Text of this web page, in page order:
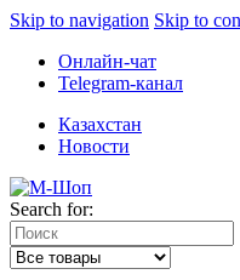
Skip to navigation Skip to
Онлайн-чат
Telegram-канал
Казахстан
Новости
Search for: